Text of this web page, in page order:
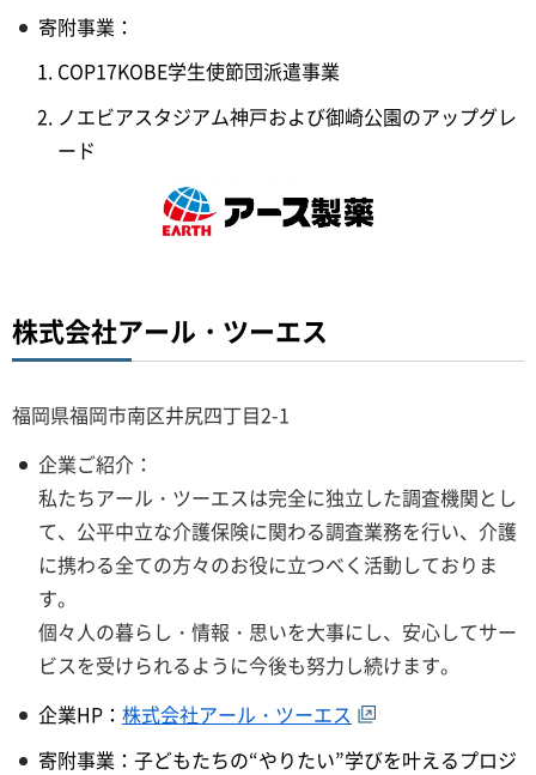
寄附事業：
COP17KOBE学生使節団派遣事業
ノエビアスタジアム神戸および御崎公園のアップグレ
ード
株式会社アール・ツーエス
福岡県福岡市南区井尻四丁目2-1
企業ご紹介：
私たちアール・ツーエスは完全に独立した調査機関とし
て、公平中立な介護保険に関わる調査業務を行い、介護
に携わる全ての方々のお役に立つべく活動しておりま
す。
個々人の暮らし・情報・思いを大事にし、安心してサー
ビスを受けられるように今後も努力し続けます。
企業HP： 株式会社アール・ツーエス
寄附事業：子どもたちの“やりたい”学びを叶えるプロジ